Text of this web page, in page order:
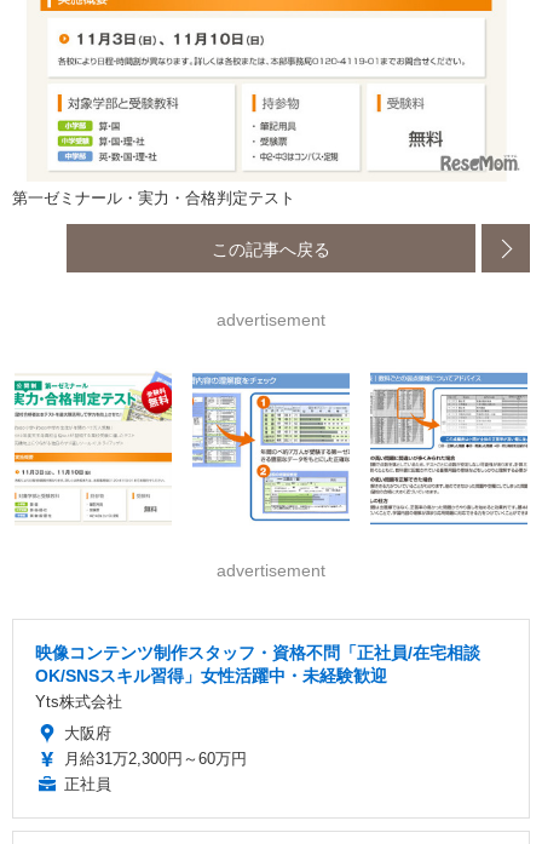
第一ゼミナール・実力・合格判定テスト
この記事へ戻る
advertisement
advertisement
映像コンテンツ制作スタッフ・資格不問「正社員/在宅相談
OK/SNSスキル習得」女性活躍中・未経験歓迎
Yts株式会社
大阪府
月給31万2,300円～60万円
正社員